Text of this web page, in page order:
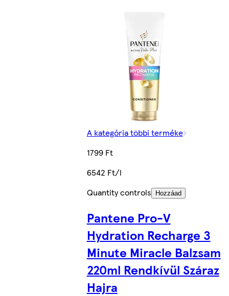
A kategória többi terméke
1799 Ft
6542 Ft/l
Quantity controls
Hozzáad
Pantene Pro-V
Hydration Recharge 3
Minute Miracle Balzsam
220ml Rendkívül Száraz
Hajra